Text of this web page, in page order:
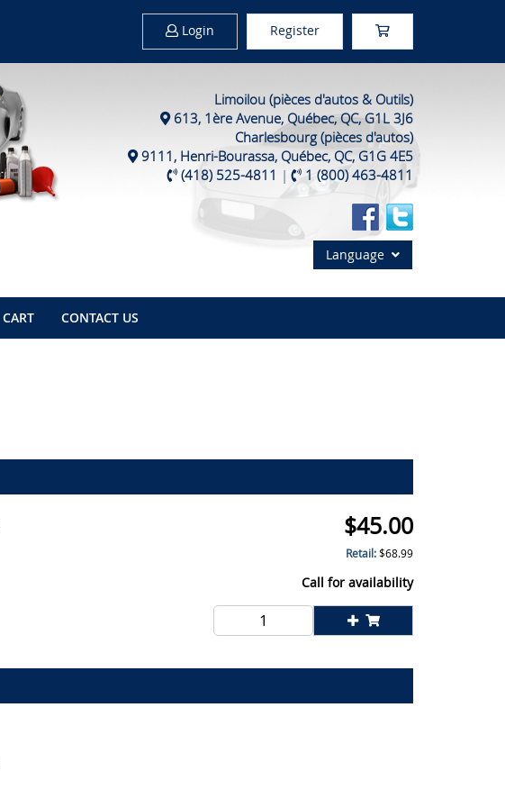
Login Register
Limoilou (pièces d'autos & Outils)
613, 1ère Avenue, Québec, QC, G1L 3J6
Charlesbourg (pièces d'autos)
9111, Henri-Bourassa, Québec, QC, G1G 4E5
(418) 525-4811 | 1 (800) 463-4811
Language
CART CONTACT US
$45.00
Retail:$68.99
Call for availability